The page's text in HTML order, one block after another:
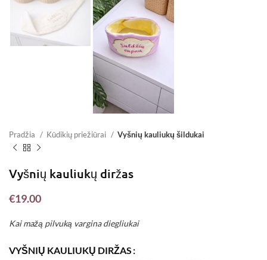
Pradžia Kūdikių priežiūrai Vyšnių kauliukų šildukai
Vyšnių kauliukų diržas
€19.00
Kai mažą pilvuką vargina diegliukai
VYŠNIŲ KAULIUKŲ DIRŽAS